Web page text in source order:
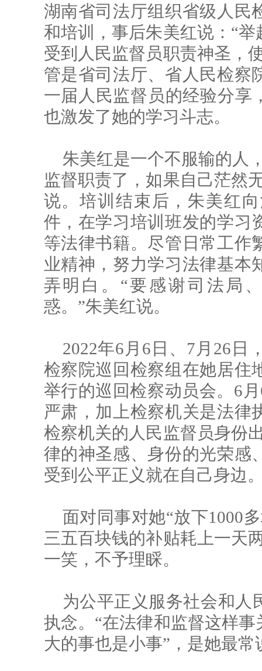
湖南省司法厅组织省级人民
和培训，事后朱美红说：“
受到人民监督员职责神圣，
管是省司法厅、省人民检察
一届人民监督员的经验分享
也激发了她的学习斗志。
朱美红是一个不服输的人
监督职责了，如果自己茫然
说。培训结束后，朱美红
件，在学习培训班发的学习
等法律书籍。尽管日常工作
业精神，努力学习法律基本
弄明白。“要感谢司法局
惑。”朱美红说。
2022年6月6日、7月26日
检察院巡回检察组在她居住
举行的巡回检察动员会。6
严肃，加上检察机关是法律
检察机关的人民监督员身份
律的神圣感、身份的光荣感
受到公平正义就在自己身边
面对同事对她“放下1000
三五百块钱的补贴耗上一天
一笑，不予理睬。
为公平正义服务社会和人
执念。“在法律和监督这样
大的事也是小事”，是她最常